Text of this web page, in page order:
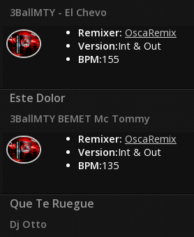
3BallMTY - El Chevo
Remixer: OscaRemix
Version:Int & Out
BPM:155
Este Dolor
3BallMTY BEMET Mc Tommy
Remixer: OscaRemix
Version:Int & Out
BPM:135
Que Te Ruegue
Dj Otto